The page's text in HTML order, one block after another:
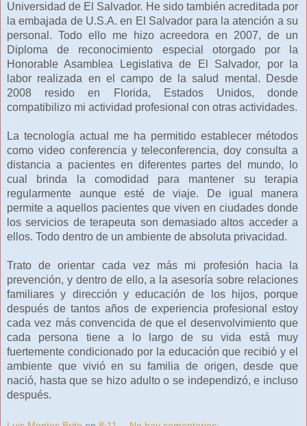
Universidad de El Salvador. He sido también acreditada por
la embajada de U.S.A. en El Salvador para la atención a su
personal. Todo ello me hizo acreedora en 2007, de un
Diploma de reconocimiento especial otorgado por la
Honorable Asamblea Legislativa de El Salvador, por la
labor realizada en el campo de la salud mental. Desde
2008 resido en Florida, Estados Unidos, donde
compatibilizo mi actividad profesional con otras actividades.
La tecnología actual me ha permitido establecer métodos
como video conferencia y teleconferencia, doy consulta a
distancia a pacientes en diferentes partes del mundo, lo
cual brinda la comodidad para mantener su terapia
regularmente aunque esté de viaje. De igual manera
permite a aquellos pacientes que viven en ciudades donde
los servicios de terapeuta son demasiado altos acceder a
ellos. Todo dentro de un ambiente de absoluta privacidad.
Trato de orientar cada vez más mi profesión hacia la
prevención, y dentro de ello, a la asesoría sobre relaciones
familiares y dirección y educación de los hijos, porque
después de tantos años de experiencia profesional estoy
cada vez más convencida de que el desenvolvimiento que
cada persona tiene a lo largo de su vida está muy
fuertemente condicionado por la educación que recibió y el
ambiente que vivió en su familia de origen, desde que
nació, hasta que se hizo adulto o se independizó, e incluso
después.